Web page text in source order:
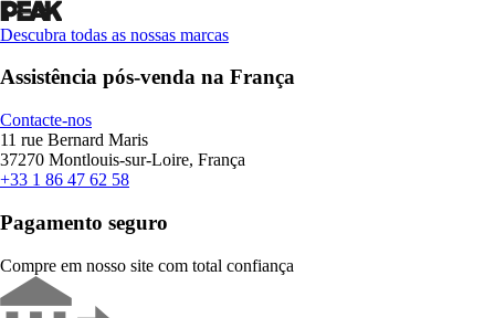
Descubra todas as nossas marcas
Assistência pós-venda na França
Contacte-nos
11 rue Bernard Maris
37270 Montlouis-sur-Loire, França
+33 1 86 47 62 58
Pagamento seguro
Compre em nosso site com total confiança